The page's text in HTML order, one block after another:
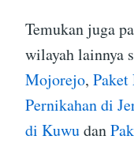
Temukan juga
wilayah lainnya
Mojorejo,
Pernikahan di
di Kuwudan